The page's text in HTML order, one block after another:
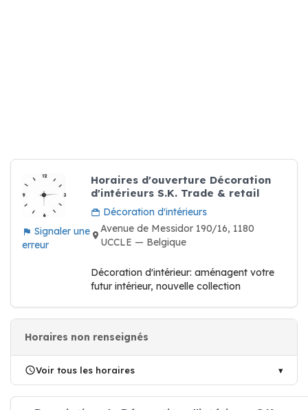
Signaler une
erreur
Horaires d'ouverture Décoration
d'intérieurs S.K. Trade & retail
Décoration d'intérieurs
Avenue de Messidor 190/16, 1180
UCCLE — Belgique
Décoration d'intérieur: aménagent votre
futur intérieur, nouvelle collection
Horaires non renseignés
Voir tous les horaires